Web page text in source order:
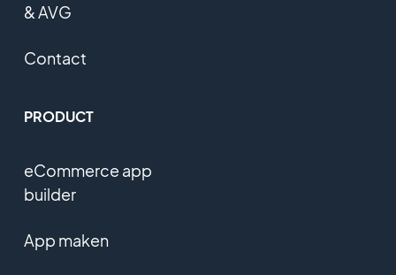
& AVG
Contact
PRODUCT
eCommerce app
builder
App maken